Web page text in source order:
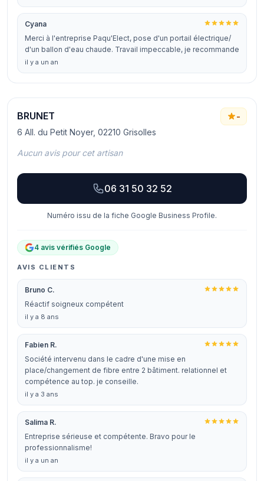
Cyana
Merci à l'entreprise Paqu'Elect, pose d'un portail électrique/
d'un ballon d'eau chaude. Travail impeccable, je recommande
il y a un an
BRUNET
6 All. du Petit Noyer, 02210 Grisolles
-
Aucun avis pour cet artisan
06 31 50 32 52
Numéro issu de la fiche Google Business Profile.
4 avis vérifiés Google
AVIS CLIENTS
Bruno C.
Réactif soigneux compétent
il y a 8 ans
Fabien R.
Société intervenu dans le cadre d'une mise en
place/changement de fibre entre 2 bâtiment. relationnel et
compétence au top. je conseille.
il y a 3 ans
Salima R.
Entreprise sérieuse et compétente. Bravo pour le
professionnalisme!
il y a un an